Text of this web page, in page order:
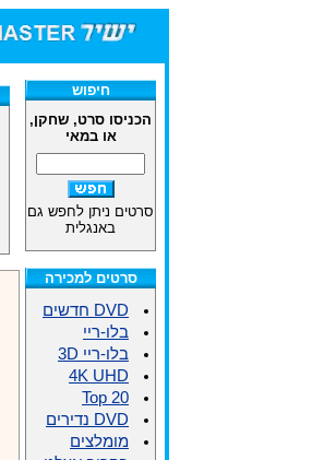
חיפוש
הכניסו סרט, שחקן,
או במאי
סרטים ניתן לחפש גם
באנגלית
סרטים למכירה
DVD חדשים
בלו-ריי
בלו-ריי 3D
4K UHD
Top 20
DVD נדירים
מומלצים